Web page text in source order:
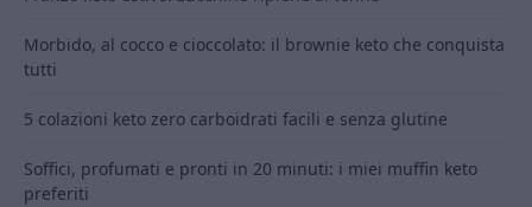
Morbido, al cocco e cioccolato: il brownie keto che conquista
tutti
5 colazioni keto zero carboidrati facili e senza glutine
Soffici, profumati e pronti in 20 minuti: i miei muffin keto
preferiti